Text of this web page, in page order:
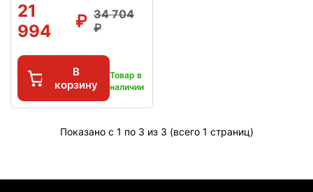
21
994
34 704
В
корзину
Товар в
наличии
Показано с 1 по 3 из 3 (всего 1 страниц)